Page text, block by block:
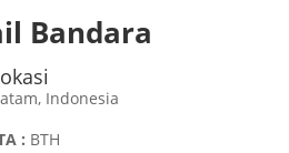
Bandara
Indonesia
: BTH